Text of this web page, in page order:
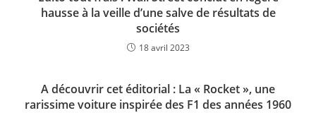
hausse à la veille d’une salve de résultats de
sociétés
18 avril 2023
A découvrir cet éditorial : La « Rocket », une
rarissime voiture inspirée des F1 des années 1960